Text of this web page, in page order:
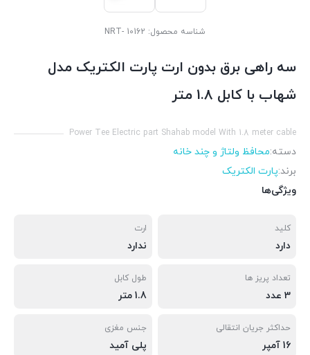
شناسه محصول: 10162 -NRT
سه راهی برق بدون ارت پارت الکتریک مدل
شهاب با کابل 1.8 متر
Power Tee Electric part Shahab model With 1.8 meter cable
دسته:محافظ ولتاژ و چند خانه
برند:پارت الکتریک
ویژگی‌ها
کلید
دارد
ارت
ندارد
تعداد پریز ها
3 عدد
طول کابل
1.8 متر
حداکثر جریان انتقالی
16 آمپر
جنس مغزی
پلی آمید